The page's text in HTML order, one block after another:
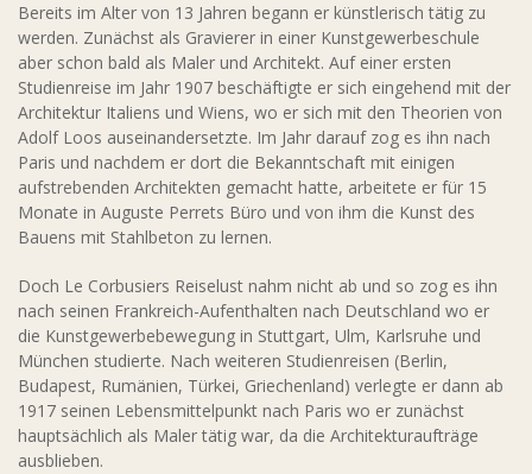
Bereits im Alter von 13 Jahren begann er künstlerisch tätig zu
werden. Zunächst als Gravierer in einer Kunstgewerbeschule
aber schon bald als Maler und Architekt. Auf einer ersten
Studienreise im Jahr 1907 beschäftigte er sich eingehend mit der
Architektur Italiens und Wiens, wo er sich mit den Theorien von
Adolf Loos auseinandersetzte. Im Jahr darauf zog es ihn nach
Paris und nachdem er dort die Bekanntschaft mit einigen
aufstrebenden Architekten gemacht hatte, arbeitete er für 15
Monate in Auguste Perrets Büro und von ihm die Kunst des
Bauens mit Stahlbeton zu lernen.
Doch Le Corbusiers Reiselust nahm nicht ab und so zog es ihn
nach seinen Frankreich-Aufenthalten nach Deutschland wo er
die Kunstgewerbebewegung in Stuttgart, Ulm, Karlsruhe und
München studierte. Nach weiteren Studienreisen (Berlin,
Budapest, Rumänien, Türkei, Griechenland) verlegte er dann ab
1917 seinen Lebensmittelpunkt nach Paris wo er zunächst
hauptsächlich als Maler tätig war, da die Architekturaufträge
ausblieben.